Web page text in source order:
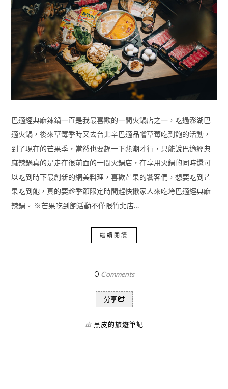
巴適經典麻辣鍋一直是我最喜歡的一間火鍋店之一，吃過澎湖巴
適火鍋，後來草莓季時又去台北辛巴適品嚐草莓吃到飽的活動，
到了現在的芒果季，當然也要趕一下熱潮才行，只能說巴適經典
麻辣鍋真的是走在很前面的一間火鍋店，在享用火鍋的同時還可
以吃到時下最創新的網美料理，喜歡芒果的饕客們，想要吃到芒
果吃到飽，真的要趁季節限定時間趕快揪家人來吃垮巴適經典麻
辣鍋。 ※芒果吃到飽活動不僅限竹北店…
繼續閱讀
0 Comments
分享
由 黑皮的旅遊筆記